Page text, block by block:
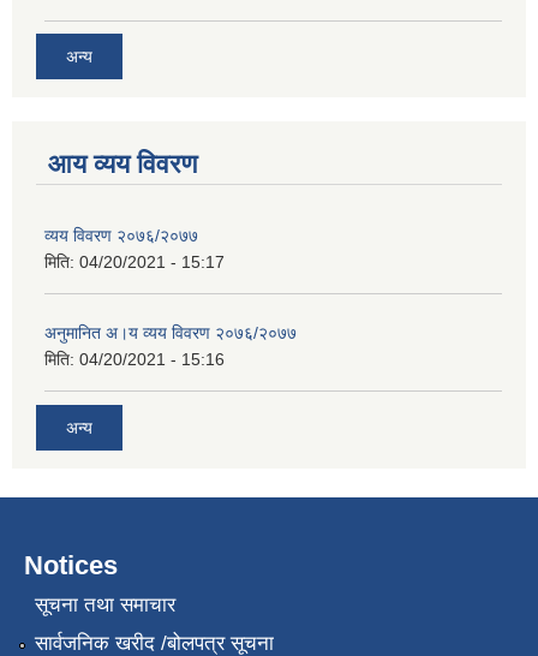
अन्य
आय व्यय विवरण
व्यय विवरण २०७६/२०७७
मिति: 04/20/2021 - 15:17
अनुमानित अ।य व्यय विवरण २०७६/२०७७
मिति: 04/20/2021 - 15:16
अन्य
Notices
सूचना तथा समाचार
सार्वजनिक खरीद /बोलपत्र सूचना